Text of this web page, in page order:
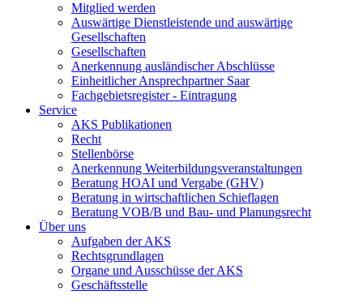
Mitglied werden
Auswärtige Dienstleistende und auswärtige
Gesellschaften
Gesellschaften
Anerkennung ausländischer Abschlüsse
Einheitlicher Ansprechpartner Saar
Fachgebietsregister - Eintragung
Service
AKS Publikationen
Recht
Stellenbörse
Anerkennung Weiterbildungsveranstaltungen
Beratung HOAI und Vergabe (GHV)
Beratung in wirtschaftlichen Schieflagen
Beratung VOB/B und Bau- und Planungsrecht
Über uns
Aufgaben der AKS
Rechtsgrundlagen
Organe und Ausschüsse der AKS
Geschäftsstelle